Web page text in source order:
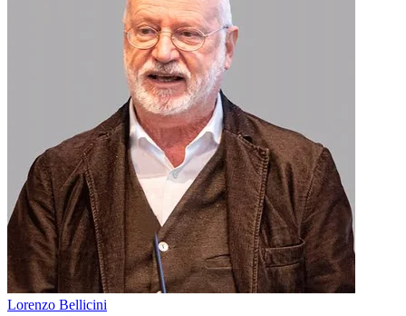
Lorenzo Bellicini